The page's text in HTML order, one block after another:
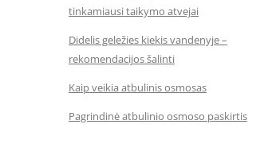
tinkamiausi taikymo atvejai
Didelis geležies kiekis vandenyje –
rekomendacijos šalinti
Kaip veikia atbulinis osmosas
Pagrindinė atbulinio osmoso paskirtis